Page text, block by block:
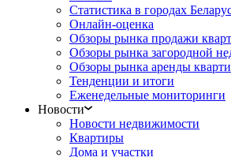
Статистика в городах
Онлайн-оценка
Обзоры рынка продажи
Обзоры рынка загородной
Обзоры рынка аренды
Тенденции и итоги
Еженедельные мониторинги
Новости
Новости недвижимости
Квартиры
Дома и участки